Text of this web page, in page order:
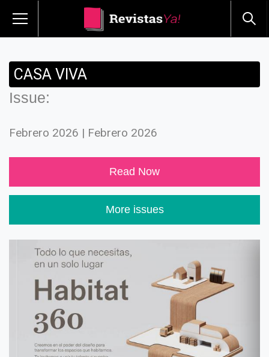
CASA VIVA
Issue:
Febrero 2026 | Febrero 2026
Read Now
More issues